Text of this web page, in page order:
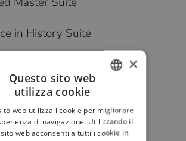
in History Suite
– Venezia
di lusso
Classic
Carnevale
FRENCH
GERMAN
×
Questo sito web
utilizza cookie
web utilizza i cookie per migliorare
di navigazione. Utilizzando il
web acconsenti a tutti i cookie in